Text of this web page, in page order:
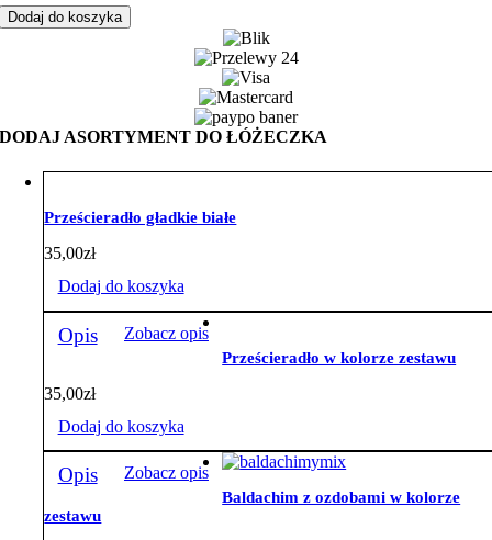
Dodaj do koszyka
DODAJ ASORTYMENT DO ŁÓŻECZKA
Prześcieradło gładkie białe
35,00zł
Dodaj do koszyka
Opis Zobacz opis
Prześcieradło w kolorze zestawu
35,00zł
Dodaj do koszyka
Opis Zobacz opis
Baldachim z ozdobami w kolorze
zestawu